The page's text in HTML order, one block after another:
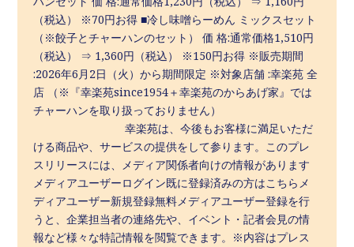
（税込） ※70円お得 ■冷し味噌らーめん ミックスセット
（※餃子とチャーハンのセット） 価 格:通常価格1,510円
（税込） ⇒ 1,360円（税込） ※150円お得 ※販売期間
:2026年6月2日（火）から期間限定 ※対象店舗 :幸楽苑 全
店 （※『幸楽苑since1954＋幸楽苑のからあげ家』では
チャーハンを取り扱っておりません）
幸楽苑は、今後もお客様に満足いただ
ける商品や、サービスの提供をして参ります。このプレ
スリリースには、メディア関係者向けの情報があります
メディアユーザーログイン既に登録済みの方はこちらメ
ディアユーザー新規登録無料メディアユーザー登録を行
うと、企業担当者の連絡先や、イベント・記者会見の情
報など様々な特記情報を閲覧できます。※内容はプレス